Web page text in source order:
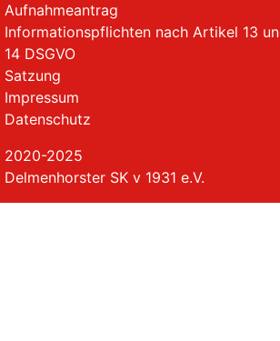
Aufnahmeantrag
Informationspflichten nach Artikel 13
14 DSGVO
Satzung
Impressum
Datenschutz
2020-2025
Delmenhorster SK v 1931 e.V.